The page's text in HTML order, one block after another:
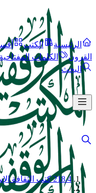
الرئيسية الكتب
القرون
الكلمات
البحث
218.4 كتب الثقافة الإسلامية العامة
/